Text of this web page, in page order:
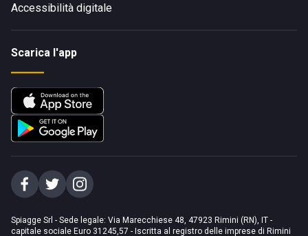
Accessibilità digitale
Scarica l'app
Spiagge Srl - Sede legale: Via Marecchiese 48, 47923 Rimini (RN), IT -
capitale sociale Euro 31245,57 - Iscritta al registro delle imprese di Rimini